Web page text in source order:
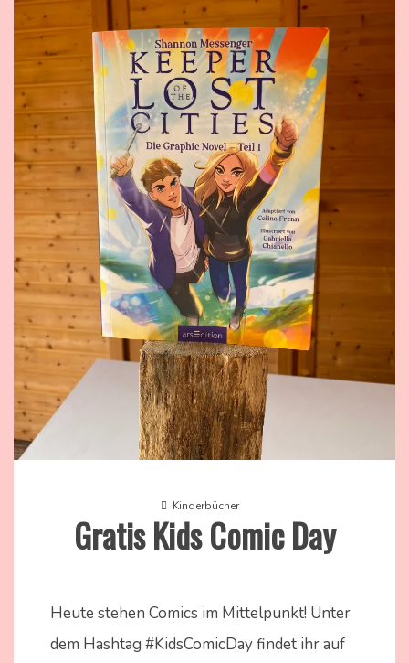
Kinderbücher
Gratis Kids Comic Day
2024
Kammer
Heute stehen Comics im Mittelpunkt! Unter
dem Hashtag #KidsComicDay findet ihr auf